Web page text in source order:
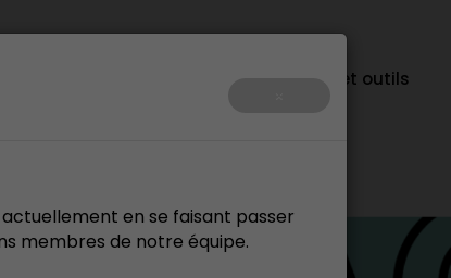
en se faisant passer
membres de notre équipe.
Ressources et outils